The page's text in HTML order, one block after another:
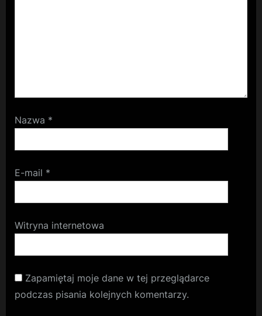
Nazwa *
E-mail *
Witryna internetowa
Zapamiętaj moje dane w tej przeglądarce
podczas pisania kolejnych komentarzy.